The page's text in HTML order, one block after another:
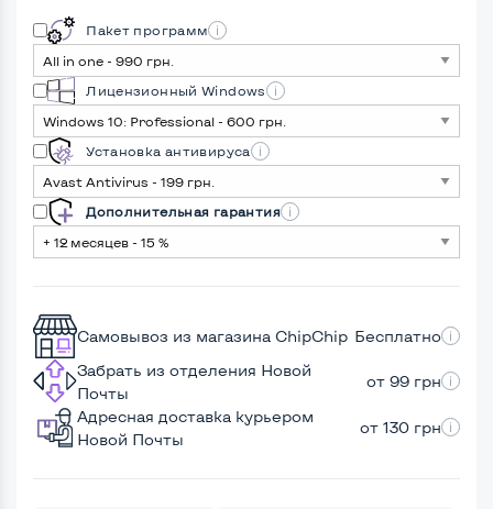
Пакет программ
Лицензионный Windows
Установка антивируса
Дополнительная гарантия
Самовывоз из магазина ChipChip Бесплатно
Забрать из отделения Новой
Почты
от 99 грн
Адресная доставка курьером
Новой Почты
от 130 грн